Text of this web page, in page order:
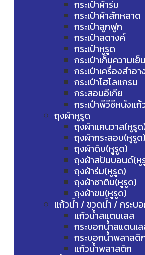
กระเป๋าผ้าร่ม
กระเป๋าผ้าสักหลาด
กระเป๋าลูกฟูก
กระเป๋าสตางค์
กระเป๋าหูรูด
กระเป๋าเก็บความเย็น
กระเป๋าเครื่องสำอ
กระเป๋าโฮโลแกรม
กระสอบอีเกีย
กระเป๋าพีวีซีหนังแก้
ถุงผ้าหูรูด
ถุงผ้าแคนวาส(หูรู
ถุงผ้ากระสอบ(หูรูด)
ถุงผ้าดิบ(หูรูด)
ถุงผ้าสปันบอนด์(หู
ถุงผ้าร่ม(หูรูด)
ถุงผ้าซาติน(หูรูด)
ถุงผ้าขน(หูรูด)
แก้วน้ำ / ขวดน้ำ / กระบ
แก้วน้ำสแตนเลส
กระบอกน้ำสแตนเ
กระบอกน้ำพลาสติ
แก้วน้ำพลาสติก